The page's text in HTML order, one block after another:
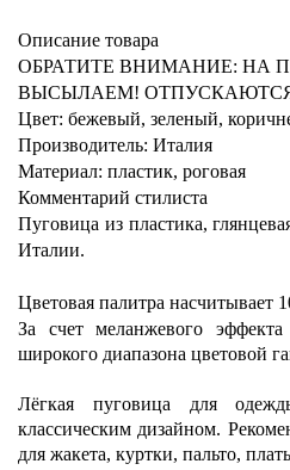
КРУЖЕВА
ТКАНИ
ФУРНИТУРА
SALE!
-50%
НАЗВАНИЮ
И
ДИЗАЙНУ
Все
ткани
Chanel
Бархат
Вельвет
Горошек
ПО
СОСТАВУ
Вискоза
Кашемир
Коттон
Armani
Balenciaga
ПО
НАЗНАЧЕНИЮ
Вечерние
ПОСЛЕДНИЙ
ВСЕ
КРУЖЕВА
Гипюр
Кружева
для
отделки
Кружева
Solstiss
ПО
ТИПУ
коттоновые
шантильи
шерстяные
МЕХ
ФУРНИТУРА
АППЛИКАЦИИ
ДЛЯ
ШИТЬЯ
ЗАКЛЁПКИ
МОЛНИИ
ПРЯЖКИ
АКСЕССУАРЫ
БРОШИ
ВОРОТНИЧКИ
ШАРФЫ
SALE
SALE
ЛИЧНЫЙ
ВХОД /
РЕГИСТРАЦИЯ
КОРЗИНА
ОФОРМИТЬ
Описание товара
ОБРАТИТЕ ВНИМАНИЕ: НА
ВЫСЫЛАЕМ!
Цвет: бежевый, зеленый,
Производитель: Италия
Материал: пластик, роговая
Комментарий стилиста
Пуговица из пластика,
Италии.
Цветовая палитра насчитывает
За счет меланжевого
широкого диапазона цветовой
Лёгкая пуговица для
классическим дизайном.
для жакета, куртки, пальто,